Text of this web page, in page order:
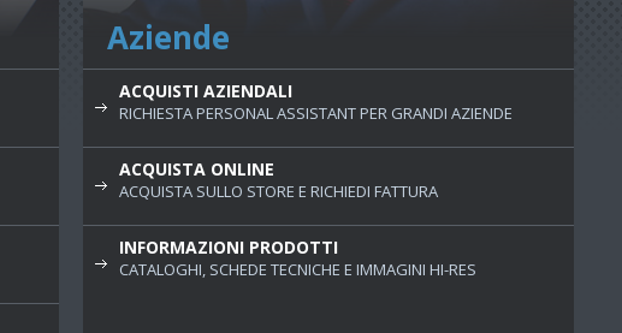
Aziende
ACQUISTI AZIENDALI
RICHIESTA PERSONAL ASSISTANT PER GRANDI AZIENDE
ACQUISTA ONLINE
ACQUISTA SULLO STORE E RICHIEDI FATTURA
INFORMAZIONI PRODOTTI
CATALOGHI, SCHEDE TECNICHE E IMMAGINI HI-RES